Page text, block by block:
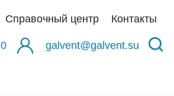
Справочный центр Контакты
0 galvent@galvent.su